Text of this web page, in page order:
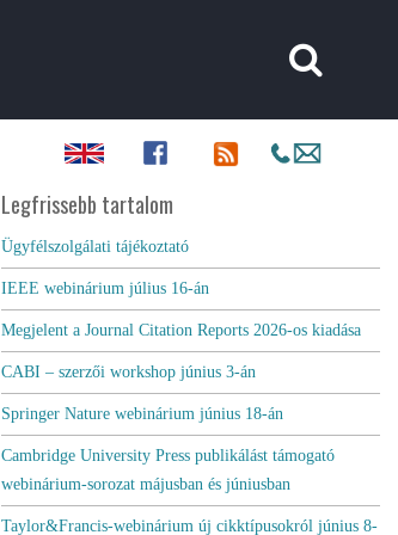
Legfrissebb tartalom
Ügyfélszolgálati tájékoztató
IEEE webinárium július 16-án
Megjelent a Journal Citation Reports 2026-os kiadása
CABI – szerzői workshop június 3-án
Springer Nature webinárium június 18-án
Cambridge University Press publikálást támogató
webinárium-sorozat májusban és júniusban
Taylor&Francis-webinárium új cikktípusokról június 8-